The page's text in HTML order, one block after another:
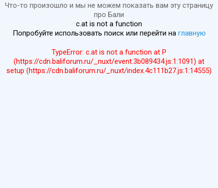
Что-то произошло и мы не можем показать вам эту страницу
про Бали
c.at is not a function
Попробуйте использовать поиск или перейти на главную
TypeError: c.at is not a function at P
(https://cdn.baliforum.ru/_nuxt/event.3b089434.js:1:1091) at
setup (https://cdn.baliforum.ru/_nuxt/index.4c111b27.js:1:14555)